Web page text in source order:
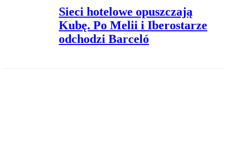
Sieci hotelowe opuszczają
Kubę. Po Melii i Iberostarze
odchodzi Barceló